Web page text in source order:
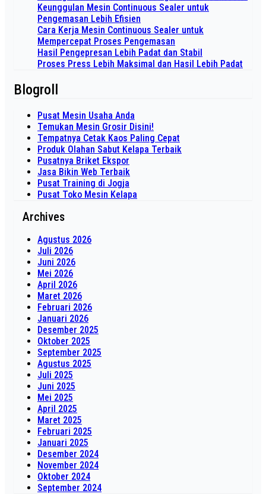
Keunggulan Mesin Continuous Sealer untuk
Pengemasan Lebih Efisien
Cara Kerja Mesin Continuous Sealer untuk
Mempercepat Proses Pengemasan
Hasil Pengepresan Lebih Padat dan Stabil
Proses Press Lebih Maksimal dan Hasil Lebih Padat
Blogroll
Pusat Mesin Usaha Anda
Temukan Mesin Grosir Disini!
Tempatnya Cetak Kaos Paling Cepat
Produk Olahan Sabut Kelapa Terbaik
Pusatnya Briket Ekspor
Jasa Bikin Web Terbaik
Pusat Training di Jogja
Pusat Toko Mesin Kelapa
Archives
Agustus 2026
Juli 2026
Juni 2026
Mei 2026
April 2026
Maret 2026
Februari 2026
Januari 2026
Desember 2025
Oktober 2025
September 2025
Agustus 2025
Juli 2025
Juni 2025
Mei 2025
April 2025
Maret 2025
Februari 2025
Januari 2025
Desember 2024
November 2024
Oktober 2024
September 2024